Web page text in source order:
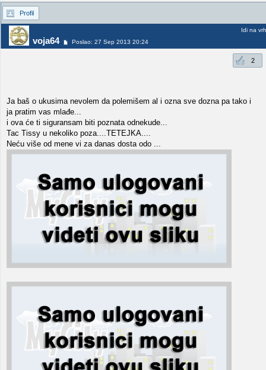
Profil
voja64 Poslao: 27 Sep 2013 20:24
Idi na vrh
2
Ja baš o ukusima nevolem da polemišem al i ozna sve dozna pa tako i
ja pratim vas mlađe...
i ova će ti siguransam biti poznata odnekude...
Tac Tissy u nekoliko poza....TETEJKA....
Neću više od mene vi za danas dosta odo ...